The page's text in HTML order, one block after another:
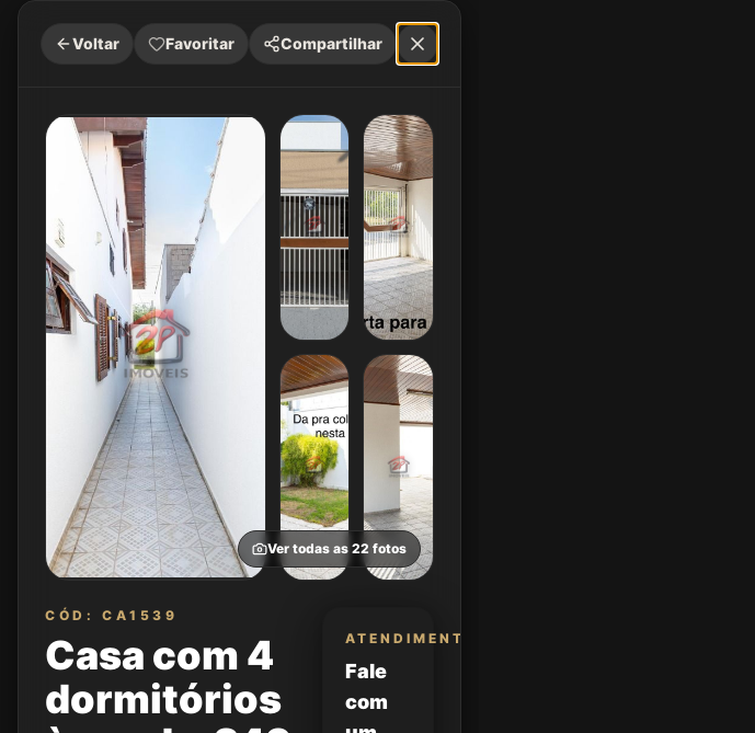
Voltar Favoritar Compartilhar
Ver todas as 22 fotos
CÓD: CA1539
Casa com 4
dormitórios
ATENDIMENTO
Fale
com